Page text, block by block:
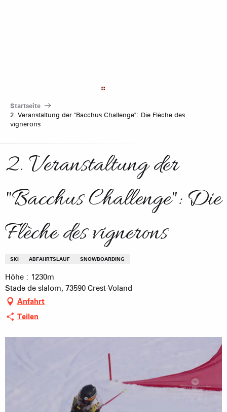
Startseite
2. Veranstaltung der "Bacchus Challenge": Die Flèche des
vignerons
2. Veranstaltung der
"Bacchus Challenge": Die
Flèche des vignerons
SKI ABFAHRTSLAUF SNOWBOARDING
Höhe : 1230m
Stade de slalom, 73590 Crest-Voland
Anfahrt
Teilen